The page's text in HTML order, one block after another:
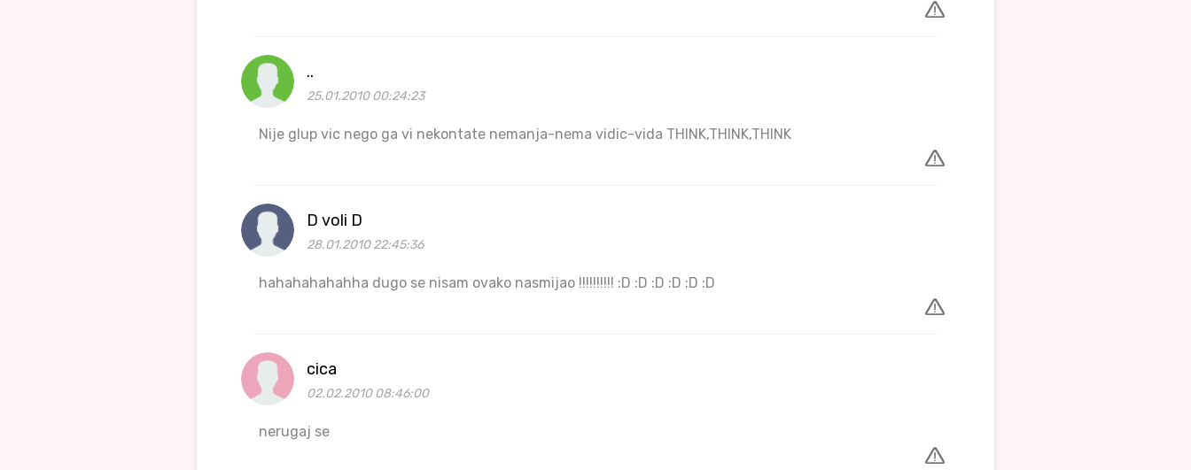
..
25.01.2010 00:24:23
Nije glup vic nego ga vi nekontate nemanja-nema vidic-vida THINK,THINK,THINK
D voli D
28.01.2010 22:45:36
hahahahahahha dugo se nisam ovako nasmijao !!!!!!!!!! :D :D :D :D :D :D
cica
02.02.2010 08:46:00
nerugaj se